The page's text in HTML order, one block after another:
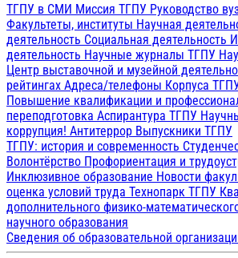
ТГПУ в СМИ Миссия ТГПУ Руководство
Факультеты, институты Научная
деятельность Социальная деятельность
деятельность Научные журналы ТГПУ
Центр выставочной и музейной
рейтингах Адреса/телефоны Корпуса
Повышение квалификации и
переподготовка Аспирантура ТГПУ
коррупция! Антитеррор Выпускники ТГПУ
ТГПУ: история и современность
Волонтёрство Профориентация и
Инклюзивное образование Новости
оценка условий труда Технопарк ТГПУ
дополнительного физико-
научного образования
Сведения об образовательной